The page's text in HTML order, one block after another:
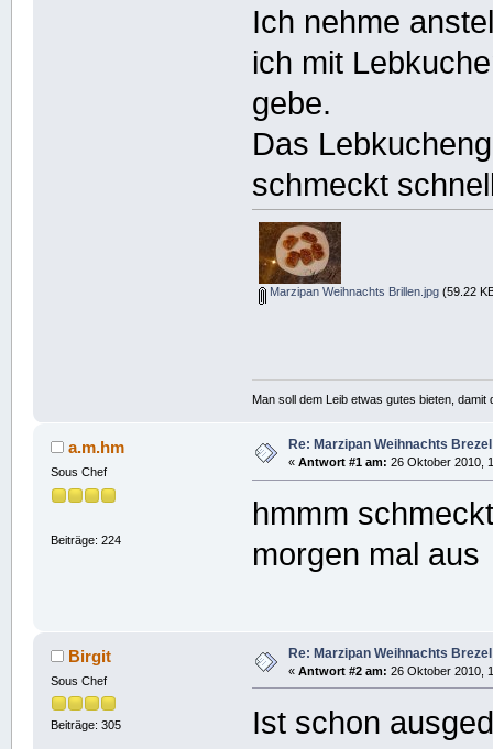
Ich nehme
ich mit
gebe.
Das
schmeckt
Marzipan Weihnachts Brillen.jpg(59.22
Man soll dem Leib etwas gutes bieten,
a.m.hm
Sous Chef
Beiträge: 224
Re: Marzipan Weihnachts Brezel
« Antwort #1 am: 26 Oktober 2010,
hmmm
morgen mal aus
Birgit
Sous Chef
Beiträge: 305
Re: Marzipan Weihnachts Brezel
« Antwort #2 am: 26 Oktober 2010,
Ist schon